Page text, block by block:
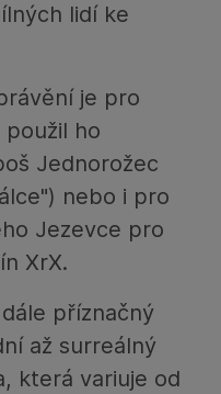
lidí ke
je pro
použil ho
Jednorožec
nebo i pro
Jezevce pro
XrX.
příznačný
až surreálný
která variuje od